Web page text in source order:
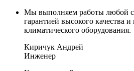
Мы выполняем работы любой
гарантией высокого качества
климатического оборудования.
Киричук Андрей
Инженер